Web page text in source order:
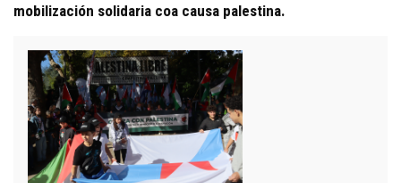
mobilización solidaria coa causa palestina.